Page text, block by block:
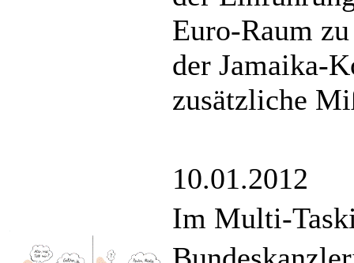
Euro-Raum
der Jamaika-
zusätzliche
10.01.2012
Im Multi-